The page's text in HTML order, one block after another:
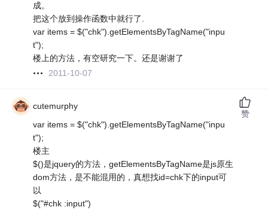
成。
把这个放到操作函数中就行了.
var items = $("chk").getElementsByTagName("inpu
t");
楼上的方法，有空研究一下。还是谢谢了
2011-10-07
cutemurphy
var items = $("chk").getElementsByTagName("inpu
t");
楼主
$()是jquery的方法，getElementsByTagName是js原生
dom方法，是不能混用的，真想找id=chk下的input可
以
$("#chk :input")
赞